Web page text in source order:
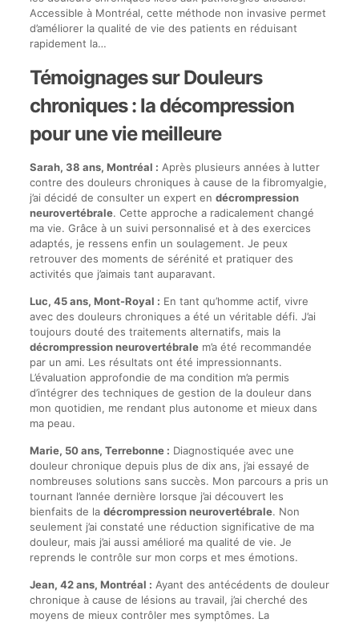
Accessible à Montréal, cette méthode non invasive permet
d’améliorer la qualité de vie des patients en réduisant
rapidement la…
Témoignages sur Douleurs
chroniques : la décompression
pour une vie meilleure
Sarah, 38 ans, Montréal : Après plusieurs années à lutter
contre des douleurs chroniques à cause de la fibromyalgie,
j’ai décidé de consulter un expert en décrompression
neurovertébrale. Cette approche a radicalement changé
ma vie. Grâce à un suivi personnalisé et à des exercices
adaptés, je ressens enfin un soulagement. Je peux
retrouver des moments de sérénité et pratiquer des
activités que j’aimais tant auparavant.
Luc, 45 ans, Mont-Royal : En tant qu’homme actif, vivre
avec des douleurs chroniques a été un véritable défi. J’ai
toujours douté des traitements alternatifs, mais la
décrompression neurovertébralem’a été recommandée
par un ami. Les résultats ont été impressionnants.
L’évaluation approfondie de ma condition m’a permis
d’intégrer des techniques de gestion de la douleur dans
mon quotidien, me rendant plus autonome et mieux dans
ma peau.
Marie, 50 ans, Terrebonne : Diagnostiquée avec une
douleur chronique depuis plus de dix ans, j’ai essayé de
nombreuses solutions sans succès. Mon parcours a pris un
tournant l’année dernière lorsque j’ai découvert les
bienfaits de la décrompression neurovertébrale. Non
seulement j’ai constaté une réduction significative de ma
douleur, mais j’ai aussi amélioré ma qualité de vie. Je
reprends le contrôle sur mon corps et mes émotions.
Jean, 42 ans, Montréal : Ayant des antécédents de douleur
chronique à cause de lésions au travail, j’ai cherché des
moyens de mieux contrôler mes symptômes. La